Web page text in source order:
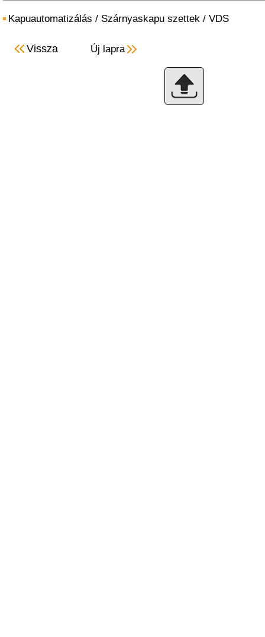
Kapuautomatizálás / Szárnyaskapu szettek / VDS
Vissza Új lapra